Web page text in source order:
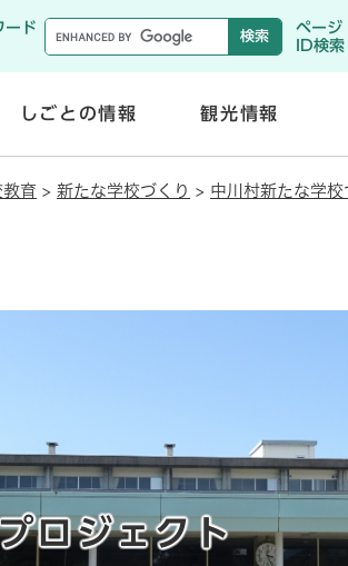
メニューを飛ばして本文へ
ード
ページ
ID検索
しごとの情報 観光情報
く
教育 > 新たな学校づくり > 中川村新たな学校
ロジェクト